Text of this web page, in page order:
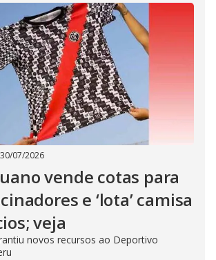
30/07/2026
vende cotas para
e ‘lota’ camisa
veja
novos recursos ao Deportivo